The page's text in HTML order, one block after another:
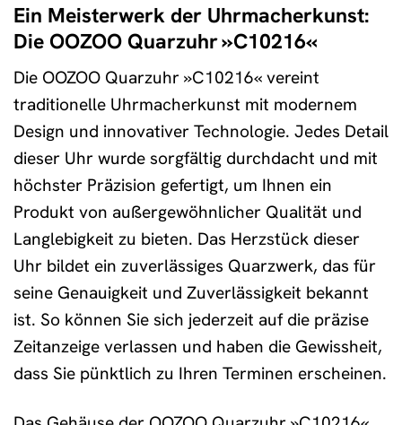
Ein Meisterwerk der Uhrmacherkunst:
Die OOZOO Quarzuhr »C10216«
Die OOZOO Quarzuhr »C10216« vereint
traditionelle Uhrmacherkunst mit modernem
Design und innovativer Technologie. Jedes Detail
dieser Uhr wurde sorgfältig durchdacht und mit
höchster Präzision gefertigt, um Ihnen ein
Produkt von außergewöhnlicher Qualität und
Langlebigkeit zu bieten. Das Herzstück dieser
Uhr bildet ein zuverlässiges Quarzwerk, das für
seine Genauigkeit und Zuverlässigkeit bekannt
ist. So können Sie sich jederzeit auf die präzise
Zeitanzeige verlassen und haben die Gewissheit,
dass Sie pünktlich zu Ihren Terminen erscheinen.